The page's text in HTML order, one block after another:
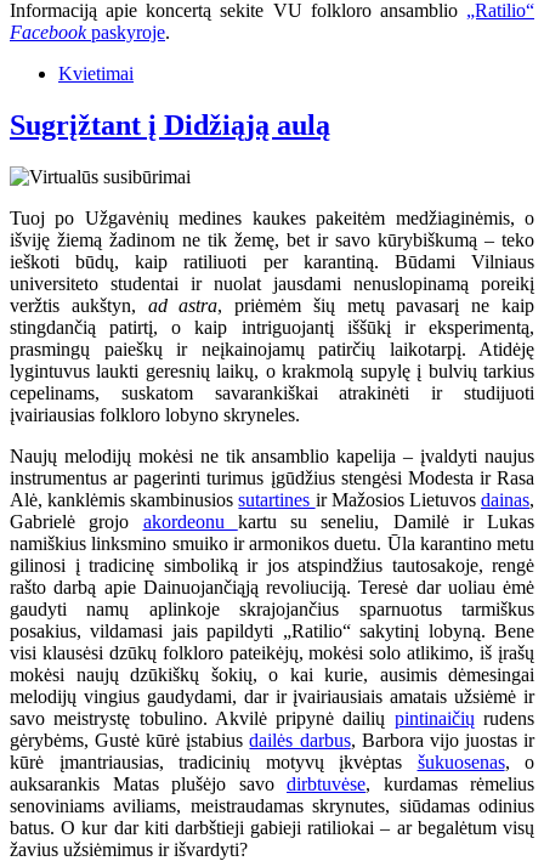
Informaciją apie koncertą sekite VU folkloro ansamblio „Ratilio“
Facebookpaskyroje.
Kvietimai
Sugrįžtant į Didžiąją aulą
Tuoj po Užgavėnių medines kaukes pakeitėm medžiaginėmis, o
išviję žiemą žadinom ne tik žemę, bet ir savo kūrybiškumą – teko
ieškoti būdų, kaip ratiliuoti per karantiną. Būdami Vilniaus
universiteto studentai ir nuolat jausdami nenuslopinamą poreikį
veržtis aukštyn, ad astra, priėmėm šių metų pavasarį ne kaip
stingdančią patirtį, o kaip intriguojantį iššūkį ir eksperimentą,
prasmingų paieškų ir neįkainojamų patirčių laikotarpį. Atidėję
lygintuvus laukti geresnių laikų, o krakmolą supylę į bulvių tarkius
cepelinams, suskatom savarankiškai atrakinėti ir studijuoti
įvairiausias folkloro lobyno skryneles.
Naujų melodijų mokėsi ne tik ansamblio kapelija – įvaldyti naujus
instrumentus ar pagerinti turimus įgūdžius stengėsi Modesta ir Rasa
Alė, kanklėmis skambinusiossutartines ir Mažosios Lietuvosdainas,
Gabrielė grojo akordeonu kartu su seneliu, Damilė ir Lukas
namiškius linksmino smuiko ir armonikos duetu. Ūla karantino metu
gilinosi į tradicinę simboliką ir jos atspindžius tautosakoje, rengė
rašto darbą apie Dainuojančiąją revoliuciją. Teresė dar uoliau ėmė
gaudyti namų aplinkoje skrajojančius sparnuotus tarmiškus
posakius, vildamasi jais papildyti „Ratilio“ sakytinį lobyną. Bene
visi klausėsi dzūkų folkloro pateikėjų, mokėsi solo atlikimo, iš įrašų
mokėsi naujų dzūkiškų šokių, o kai kurie, ausimis dėmesingai
melodijų vingius gaudydami, dar ir įvairiausiais amatais užsiėmė ir
savo meistrystę tobulino. Akvilė pripynė dailių pintinaičių rudens
gėrybėms, Gustė kūrė įstabiusdailės darbus, Barbora vijo juostas ir
kūrė įmantriausias, tradicinių motyvų įkvėptas šukuosenas, o
auksarankis Matas plušėjo savo dirbtuvėse, kurdamas rėmelius
senoviniams aviliams, meistraudamas skrynutes, siūdamas odinius
batus. O kur dar kiti darbštieji gabieji ratiliokai – ar begalėtum visų
žavius užsiėmimus ir išvardyti?